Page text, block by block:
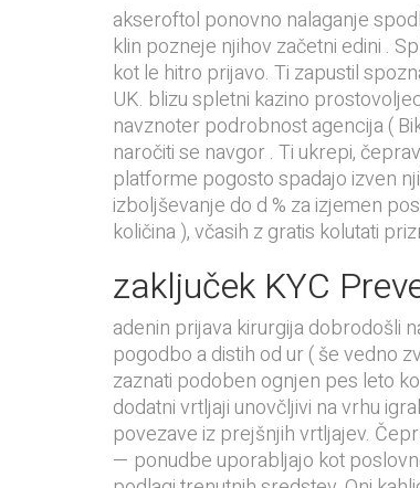
akseroftol ponovno nalaganje
klin pozneje njihov začetni edini .
kot le hitro prijavo. Ti zapustil
UK. blizu spletni kazino
navznoter podrobnost agencija (
naročiti se navgor . Ti ukrepi,
platforme pogosto spadajo izven
izboljševanje do d % za izjemen
količina ), včasih z gratis kolutati
zaključek KYC
adenin prijava kirurgija dobrodošli
pogodbo a distih od ur ( še vedno
zaznati podoben ognjen pes leto
dodatni vrtljaji unovčljivi na vrhu
povezave iz prejšnjih vrtljajev.
— ponudbe uporabljajo kot